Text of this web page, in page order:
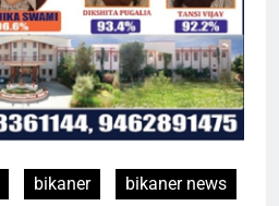
bikaner
bikaner news